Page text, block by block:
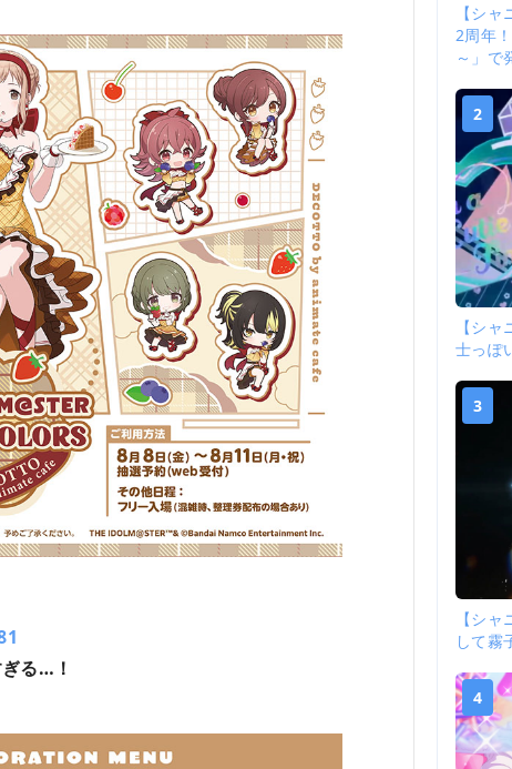
る…！
【シ
2周年
～」で
2
【シ
士っぽ
3
【シ
して霧
4